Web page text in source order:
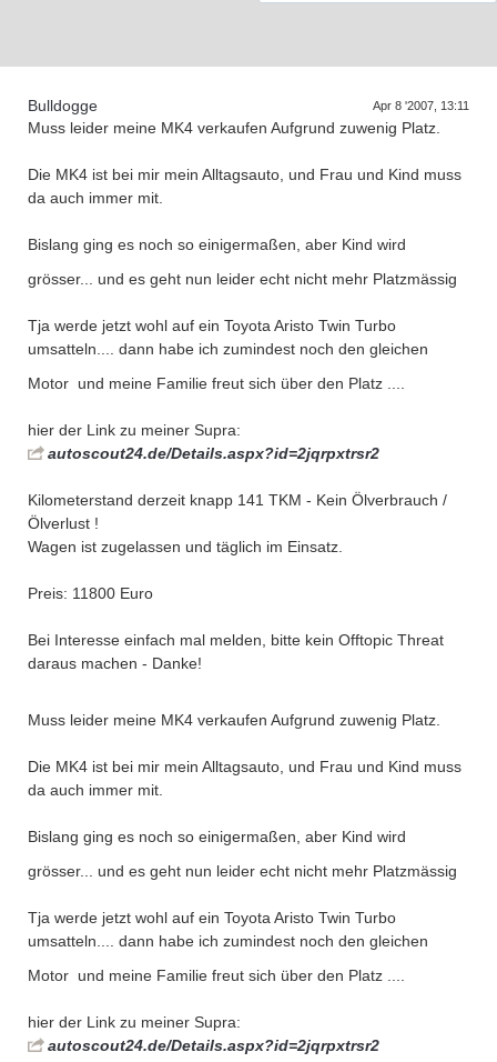
Supra generations
Bulldogge Apr 8 '2007, 13:11
Muss leider meine MK4 verkaufen Aufgrund zuwenig Platz.
Die MK4 ist bei mir mein Alltagsauto, und Frau und Kind muss
da auch immer mit.
Bislang ging es noch so einigermaßen, aber Kind wird
grösser... und es geht nun leider echt nicht mehr Platzmässig
Tja werde jetzt wohl auf ein Toyota Aristo Twin Turbo
umsatteln.... dann habe ich zumindest noch den gleichen
Motor und meine Familie freut sich über den Platz ....
hier der Link zu meiner Supra:
autoscout24.de/Details.aspx?id=2jqrpxtrsr2
Kilometerstand derzeit knapp 141 TKM - Kein Ölverbrauch /
Ölverlust !
Wagen ist zugelassen und täglich im Einsatz.
Preis: 11800 Euro
Bei Interesse einfach mal melden, bitte kein Offtopic Threat
daraus machen - Danke!
Muss leider meine MK4 verkaufen Aufgrund zuwenig Platz.
Die MK4 ist bei mir mein Alltagsauto, und Frau und Kind muss
da auch immer mit.
Bislang ging es noch so einigermaßen, aber Kind wird
grösser... und es geht nun leider echt nicht mehr Platzmässig
Tja werde jetzt wohl auf ein Toyota Aristo Twin Turbo
umsatteln.... dann habe ich zumindest noch den gleichen
Motor und meine Familie freut sich über den Platz ....
hier der Link zu meiner Supra:
autoscout24.de/Details.aspx?id=2jqrpxtrsr2